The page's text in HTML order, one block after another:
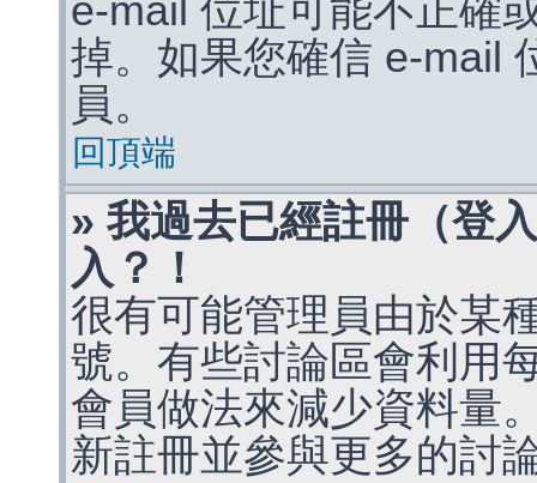
e-mail 位址可能不正確
掉。如果您確信 e-mail
員。
回頂端
» 我過去已經註冊（登
入？！
很有可能管理員由於某
號。有些討論區會利用
會員做法來減少資料量
新註冊並參與更多的討